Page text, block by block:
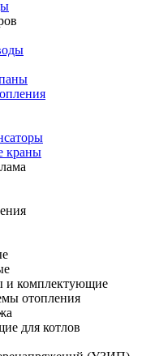
краны
и комплектующие
отопления
для котлов